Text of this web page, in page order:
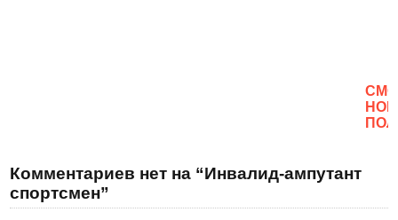
Комментариев нет на “Инвалид-ампутант
спортсмен”